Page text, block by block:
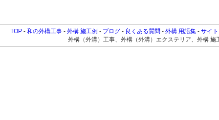
TOP - 和の外構工事 - 外構 施工例 - ブログ - 良くある質問 - 外構 用語集 - サイ
外構（外溝）工事、外構（外溝）エクステリア、外構